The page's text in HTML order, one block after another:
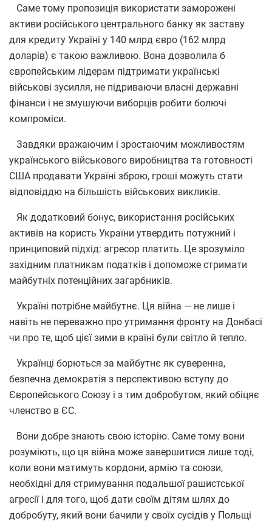
Саме тому пропозиція використати заморожені
активи російського центрального банку як заставу
для кредиту Україні у 140 млрд євро (162 млрд
доларів) є такою важливою. Вона дозволила б
європейським лідерам підтримати українські
військові зусилля, не підриваючи власні державні
фінанси і не змушуючи виборців робити болючі
компроміси.
Завдяки вражаючим і зростаючим можливостям
українського військового виробництва та готовності
США продавати Україні зброю, гроші можуть стати
відповіддю на більшість військових викликів.
Як додатковий бонус, використання російських
активів на користь України утвердить потужний і
принциповий підхід: агресор платить. Це зрозуміло
західним платникам податків і допоможе стримати
майбутніх потенційних загарбників.
Україні потрібне майбутнє. Ця війна — не лише і
навіть не переважно про утримання фронту на Донбасі
чи про те, щоб цієї зими в країні були світло й тепло.
Українці борються за майбутнє як суверенна,
безпечна демократія з перспективою вступу до
Європейського Союзу і з тим добробутом, який обіцяє
членство в ЄС.
Вони добре знають свою історію. Саме тому вони
розуміють, що ця війна може завершитися лише тоді,
коли вони матимуть кордони, армію та союзи,
необхідні для стримування подальшої рашистської
агресії і для того, щоб дати своїм дітям шлях до
добробуту, який вони бачили у своїх сусідів у Польщі